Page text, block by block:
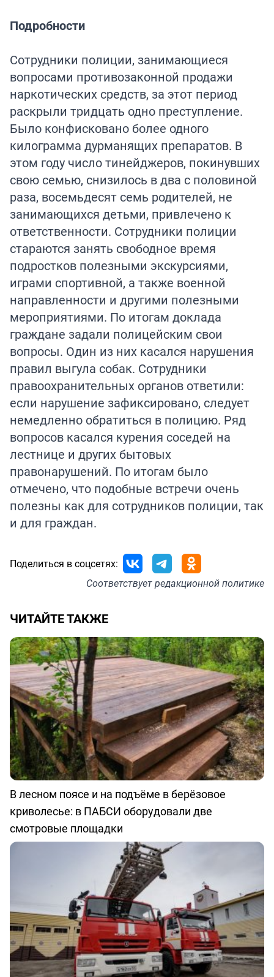
Подробности
Сотрудники полиции, занимающиеся
вопросами противозаконной продажи
наркотических средств, за этот период
раскрыли тридцать одно преступление.
Было конфисковано более одного
килограмма дурманящих препаратов. В
этом году число тинейджеров, покинувших
свою семью, снизилось в два с половиной
раза, восемьдесят семь родителей, не
занимающихся детьми, привлечено к
ответственности. Сотрудники полиции
стараются занять свободное время
подростков полезными экскурсиями,
играми спортивной, а также военной
направленности и другими полезными
мероприятиями. По итогам доклада
граждане задали полицейским свои
вопросы. Один из них касался нарушения
правил выгула собак. Сотрудники
правоохранительных органов ответили:
если нарушение зафиксировано, следует
немедленно обратиться в полицию. Ряд
вопросов касался курения соседей на
лестнице и других бытовых
правонарушений. По итогам было
отмечено, что подобные встречи очень
полезны как для сотрудников полиции, так
и для граждан.
Поделиться в соцсетях:
Соответствуетредакционной политике
ЧИТАЙТЕ ТАКЖЕ
В лесном поясе и на подъёме в берёзовое
криволесье: в ПАБСИ оборудовали две
смотровые площадки